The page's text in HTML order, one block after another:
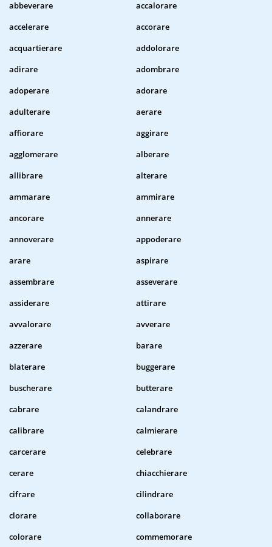
abbeverare
accalorare
accelerare
accorare
acquartierare
addolorare
adirare
adombrare
adoperare
adorare
adulterare
aerare
affiorare
aggirare
agglomerare
alberare
allibrare
alterare
ammarare
ammirare
ancorare
annerare
annoverare
appoderare
arare
aspirare
assembrare
asseverare
assiderare
attirare
avvalorare
avverare
azzerare
barare
blaterare
buggerare
buscherare
butterare
cabrare
calandrare
calibrare
calmierare
carcerare
celebrare
cerare
chiacchierare
cifrare
cilindrare
clorare
collaborare
colorare
commemorare